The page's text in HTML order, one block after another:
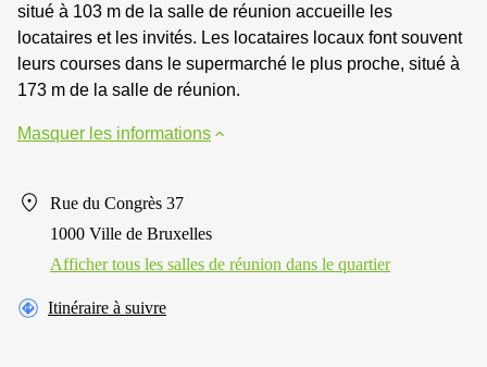
situé à 103 m de la salle de réunion accueille les
locataires et les invités. Les locataires locaux font souvent
leurs courses dans le supermarché le plus proche, situé à
173 m de la salle de réunion.
Masquer les informations
Rue du Congrès 37
1000 Ville de Bruxelles
Afficher tous les salles de réunion dans le quartier
Itinéraire à suivre